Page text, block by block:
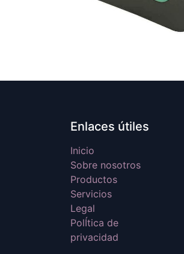
Enlaces útiles
Inicio
Sobre nosotros
Productos
Servicios
Legal
PolÍtica de
privacidad